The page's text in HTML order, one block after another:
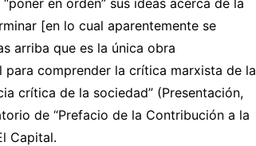
[en lo cual aparentemente se
arriba que es la única obra
comprender la crítica marxista de la
crítica de la sociedad” (Presentación,
de “Prefacio de la Contribución a la
Capital.